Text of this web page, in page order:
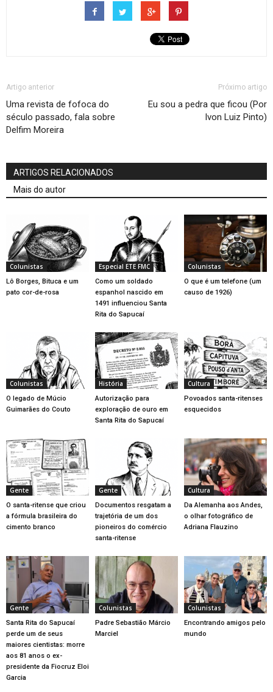
Artigo anterior
Uma revista de fofoca do
século passado, fala sobre
Delfim Moreira
Próximo artigo
Eu sou a pedra que ficou (Por
Ivon Luiz Pinto)
ARTIGOS RELACIONADOS
Mais do autor
Colunistas
Lô Borges, Bituca e um
pato cor-de-rosa
Especial ETE FMC
Como um soldado
espanhol nascido em
1491 influenciou Santa
Rita do Sapucaí
Colunistas
O que é um telefone (um
causo de 1926)
Colunistas
O legado de Múcio
Guimarães do Couto
História
Autorização para
exploração de ouro em
Santa Rita do Sapucaí
Cultura
Povoados santa-ritenses
esquecidos
Gente
O santa-ritense que criou
a fórmula brasileira do
cimento branco
Gente
Documentos resgatam a
trajetória de um dos
pioneiros do comércio
santa-ritense
Cultura
Da Alemanha aos Andes,
o olhar fotográfico de
Adriana Flauzino
Gente
Santa Rita do Sapucaí
perde um de seus
maiores cientistas: morre
aos 81 anos o ex-
presidente da Fiocruz Eloi
Garcia
Colunistas
Padre Sebastião Márcio
Marciel
Colunistas
Encontrando amigos pelo
mundo